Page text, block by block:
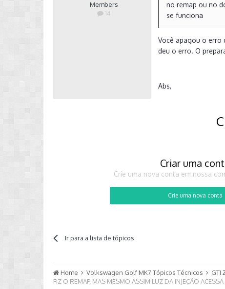
Members
14
no remap ou no
se funciona
Você apagou o erro
deu o erro. O
Abs,
Criar uma
Crie uma nova conta em nossa
Crie uma nova conta
Ir para a lista de tópicos
Home Volkswagen Golf MK7 Tópicos Técnicos
GTI